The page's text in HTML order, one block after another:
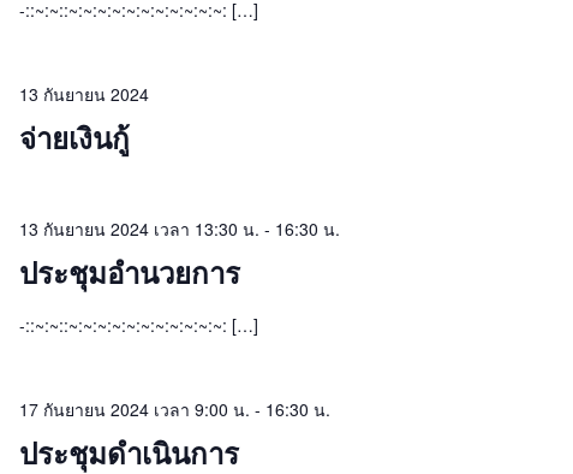
-::~:~::~:~:~:~:~:~:~:~:~:~:~: […]
13 กันยายน 2024
จ่ายเงินกู้
13 กันยายน 2024 เวลา 13:30 น. - 16:30 น.
ประชุมอำนวยการ
-::~:~::~:~:~:~:~:~:~:~:~:~:~: […]
17 กันยายน 2024 เวลา 9:00 น. - 16:30 น.
ประชุมดำเนินการ